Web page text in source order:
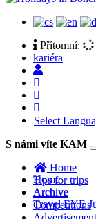
Přítomní:
kariéra
Select
S námi víte KAM
Home
Tips for trips
Archive
Competitions
Home
Archive
Travel EYE